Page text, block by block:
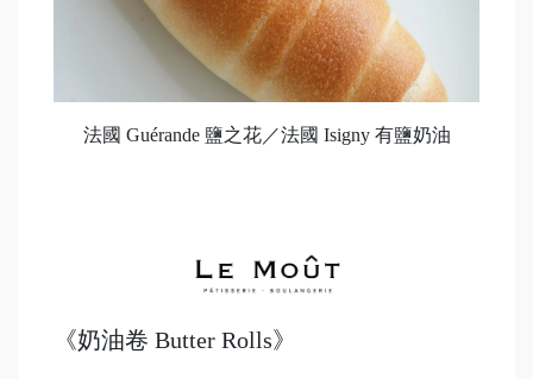
法國 Guérande 鹽之花／法國 Isigny 有鹽奶油
《奶油卷 Butter Rolls》